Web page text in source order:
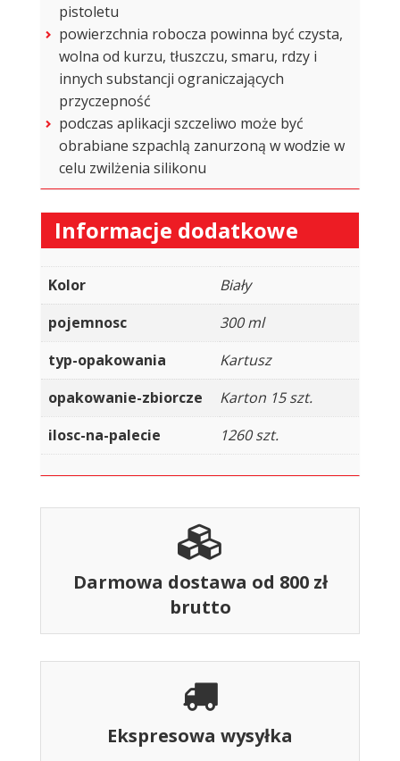
pistoletu
powierzchnia robocza powinna być czysta,
wolna od kurzu, tłuszczu, smaru, rdzy i
innych substancji ograniczających
przyczepność
podczas aplikacji szczeliwo może być
obrabiane szpachlą zanurzoną w wodzie w
celu zwilżenia silikonu
Informacje dodatkowe
Kolor
Biały
pojemnosc
300 ml
typ-opakowania
Kartusz
opakowanie-zbiorcze
Karton 15 szt.
ilosc-na-palecie
1260 szt.
Darmowa dostawa od 800 zł
brutto
Ekspresowa wysyłka